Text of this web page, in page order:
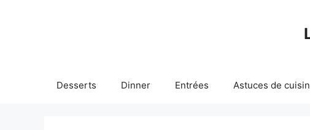
Desserts Dinner Entrées Astuces de